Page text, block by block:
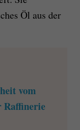
Öl aus der
vom